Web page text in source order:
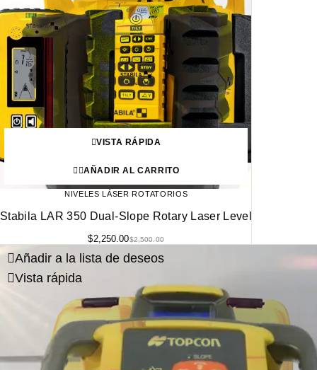
VISTA RÁPIDA
AÑADIR AL CARRITO
NIVELES LÁSER ROTATORIOS
Stabila LAR 350 Dual-Slope Rotary Laser Level
$2,500.00
$2,250.00
Añadir a la lista de deseos
Vista rápida